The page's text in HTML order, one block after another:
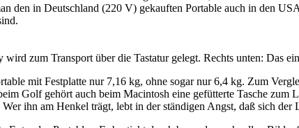
den in Deutschland (220 V) gekauften Portable auch in den
zum Transport über die Tastatur gelegt. Rechts unten: Das
mit Festplatte nur 7,16 kg, ohne sogar nur 6,4 kg. Zum
Golf gehört auch beim Macintosh eine gefütterte Tasche
ihn am Henkel trägt, lebt in der ständigen Angst, daß sich